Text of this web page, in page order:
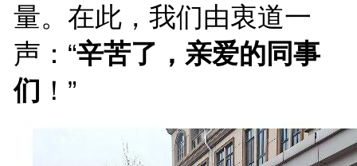
量。在此，我们由衷道一
声：“辛苦了，亲爱的同事
们 ！”